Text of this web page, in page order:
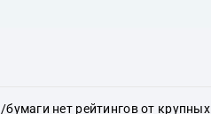
бумаги нет рейтингов от крупных